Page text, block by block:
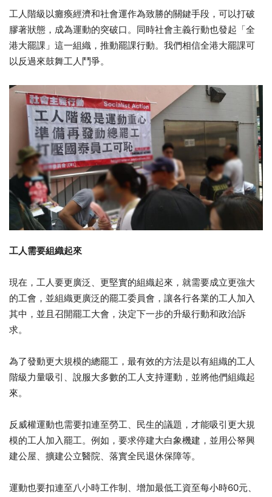
工人階級以癱瘓經濟和社會運作為致勝的關鍵手段，可以打破
膠著狀態，成為運動的突破口。同時社會主義行動也發起「全
港大罷課」這一組織，推動罷課行動。我們相信全港大罷課可
以反過來鼓舞工人鬥爭。
工人需要組織起來
現在，工人要更廣泛、更堅實的組織起來，就需要成立更強大
的工會，並組織更廣泛的罷工委員會，讓各行各業的工人加入
其中，並且召開罷工大會，決定下一步的升級行動和政治訴
求。
為了發動更大規模的總罷工，最有效的方法是以有組織的工人
階級力量吸引、說服大多數的工人支持運動，並將他們組織起
來。
反威權運動也需要扣連至勞工、民生的議題，才能吸引更大規
模的工人加入罷工。例如，要求停建大白象機建，並用公帑興
建公屋、擴建公立醫院、落實全民退休保障等。
運動也要扣連至八小時工作制、增加最低工資至每小時60元、